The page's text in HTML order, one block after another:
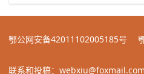
鄂公网安备42011102005185号
联系和投稿：webxiu@foxmail.com